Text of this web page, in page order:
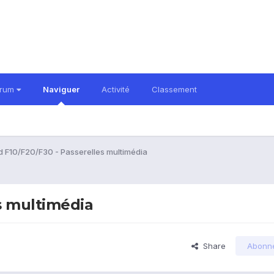
Naviguer Activité Classement
F10/F20/F30 - Passerelles multimédia
multimédia
Share